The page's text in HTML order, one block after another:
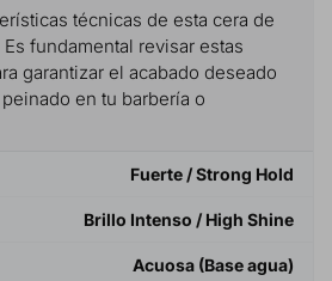
técnicas de esta cera de
fundamental revisar estas
garantizar el acabado deseado
en tu barbería o
Fuerte / Strong Hold
Brillo Intenso / High Shine
Acuosa (Base agua)